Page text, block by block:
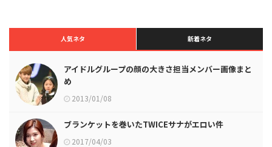
人気ネタ 新着ネタ
アイドルグループの顔の大きさ担当メンバー画像まと
め
2013/01/08
ブランケットを巻いたTWICEサナがエロい件
2017/04/03